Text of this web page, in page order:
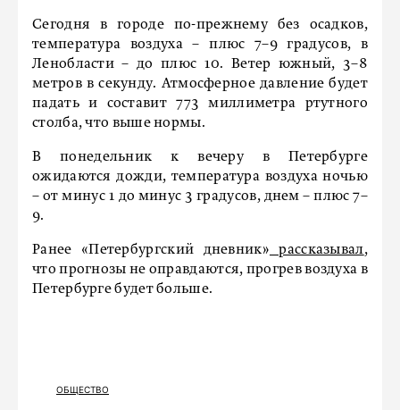
Сегодня в городе по-прежнему без осадков,
температура воздуха – плюс 7–9 градусов, в
Ленобласти – до плюс 10. Ветер южный, 3–8
метров в секунду. Атмосферное давление будет
падать и составит 773 миллиметра ртутного
столба, что выше нормы.
В понедельник к вечеру в Петербурге
ожидаются дожди, температура воздуха ночью
– от минус 1 до минус 3 градусов, днем – плюс 7–
9.
Ранее «Петербургский дневник» рассказывал,
что прогнозы не оправдаются, прогрев воздуха в
Петербурге будет больше.
ОБЩЕСТВО